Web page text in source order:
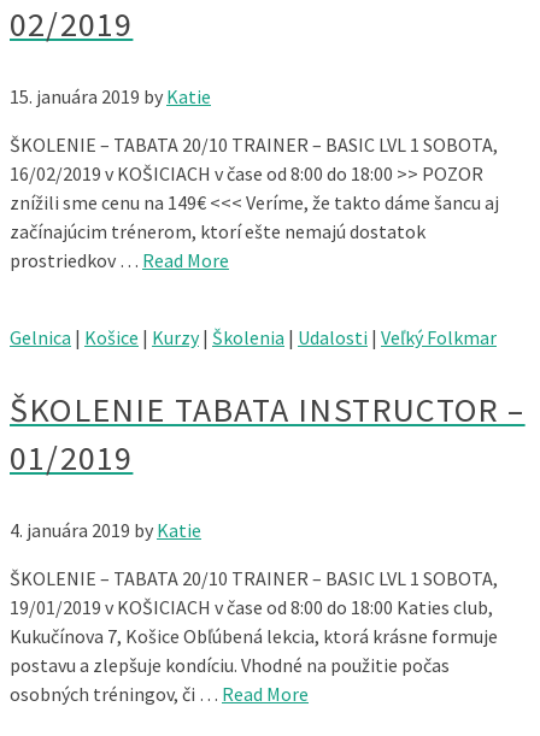
02/2019
15. januára 2019 by Katie
ŠKOLENIE – TABATA 20/10 TRAINER – BASIC LVL 1 SOBOTA,
16/02/2019 v KOŠICIACH v čase od 8:00 do 18:00 >> POZOR
znížili sme cenu na 149€ <<< Veríme, že takto dáme šancu aj
začínajúcim trénerom, ktorí ešte nemajú dostatok
prostriedkov … Read More
Gelnica | Košice | Kurzy| Školenia | Udalosti | Veľký Folkmar
ŠKOLENIE TABATA INSTRUCTOR –
01/2019
4. januára 2019 by Katie
ŠKOLENIE – TABATA 20/10 TRAINER – BASIC LVL 1 SOBOTA,
19/01/2019 v KOŠICIACH v čase od 8:00 do 18:00 Katies club,
Kukučínova 7, Košice Obľúbená lekcia, ktorá krásne formuje
postavu a zlepšuje kondíciu. Vhodné na použitie počas
osobných tréningov, či … Read More